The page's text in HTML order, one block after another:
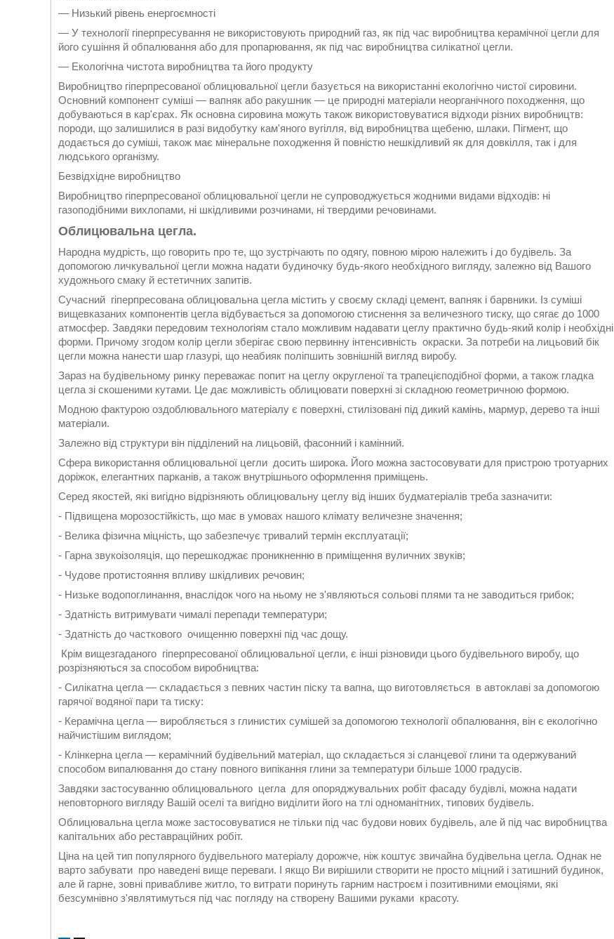
— Низький рівень енергоємності
— У технології гіперпресування не використовують природний газ, як під час виробництва керамічної цегли для
його сушіння й обпалювання або для пропарювання, як під час виробництва силікатної цегли.
— Екологічна чистота виробництва та його продукту
Виробництво гіперпресованої облицювальної цегли базується на використанні екологічно чистої сировини.
Основний компонент суміші — вапняк або ракушник — це природні матеріали неорганічного походження, що
добуваються в кар'єрах. Як основна сировина можуть також використовуватися відходи різних виробництв:
породи, що залишилися в разі видобутку кам'яного вугілля, від виробництва щебеню, шлаки. Пігмент, що
додається до суміші, також має мінеральне походження й повністю нешкідливий як для довкілля, так і для
людського організму.
Безвідхідне виробництво
Виробництво гіперпресованої облицювальної цегли не супроводжується жодними видами відходів: ні
газоподібними вихлопами, ні шкідливими розчинами, ні твердими речовинами.
Облицювальна цегла.
Народна мудрість, що говорить про те, що зустрічають по одягу, повною мірою належить і до будівель. За
допомогою личкувальної цегли можна надати будиночку будь-якого необхідного вигляду, залежно від Вашого
художнього смаку й естетичних запитів.
Сучасний гіперпресована облицювальна цегла містить у своєму складі цемент, вапняк і барвники. Із суміші
вищевказаних компонентів цегла відбувається за допомогою стиснення за величезного тиску, що сягає до 1000
атмосфер. Завдяки передовим технологіям стало можливим надавати цеглу практично будь-який колір і необхідні
форми. Причому згодом колір цегли зберігає свою первинну інтенсивність окраски. За потреби на лицьовий бік
цегли можна нанести шар глазурі, що неабияк поліпшить зовнішній вигляд виробу.
Зараз на будівельному ринку переважає попит на цеглу округленої та трапецієподібної форми, а також гладка
цегла зі скошеними кутами. Це дає можливість облицювати поверхні зі складною геометричною формою.
Модною фактурою оздоблювального матеріалу є поверхні, стилізовані під дикий камінь, мармур, дерево та інші
матеріали.
Залежно від структури він підділений на лицьовій, фасонний і камінний.
Сфера використання облицювальної цегли досить широка. Його можна застосовувати для пристрою тротуарних
доріжок, елегантних парканів, а також внутрішнього оформлення приміщень.
Серед якостей, які вигідно відрізняють облицювальну цеглу від інших будматеріалів треба зазначити:
- Підвищена морозостійкість, що має в умовах нашого клімату величезне значення;
- Велика фізична міцність, що забезпечує тривалий термін експлуатації;
- Гарна звукоізоляція, що перешкоджає проникненню в приміщення вуличних звуків;
- Чудове протистояння впливу шкідливих речовин;
- Низьке водопоглинання, внаслідок чого на ньому не з'являються сольові плями та не заводиться грибок;
- Здатність витримувати чималі перепади температури;
- Здатність до часткового очищенню поверхні під час дощу.
Крім вищезгаданого гіперпресованої облицювальної цегли, є інші різновиди цього будівельного виробу, що
розрізняються за способом виробництва:
- Силікатна цегла — складається з певних частин піску та вапна, що виготовляється в автоклаві за допомогою
гарячої водяної пари та тиску:
- Керамічна цегла — виробляється з глинистих сумішей за допомогою технології обпалювання, він є екологічно
найчистішим виглядом;
- Клінкерна цегла — керамічний будівельний матеріал, що складається зі сланцевої глини та одержуваний
способом випалювання до стану повного випікання глини за температури більше 1000 градусів.
Завдяки застосуванню облицювального цегла для опоряджувальних робіт фасаду будівлі, можна надати
неповторного вигляду Вашій оселі та вигідно виділити його на тлі одноманітних, типових будівель.
Облицювальна цегла може застосовуватися не тільки під час будови нових будівель, але й під час виробництва
капітальних або реставраційних робіт.
Ціна на цей тип популярного будівельного матеріалу дорожче, ніж коштує звичайна будівельна цегла. Однак не
варто забувати про наведені вище переваги. І якщо Ви вирішили створити не просто міцний і затишний будинок,
але й гарне, зовні привабливе житло, то витрати поринуть гарним настроєм і позитивними емоціями, які
безсумнівно з'являтимуться під час погляду на створену Вашими руками красоту.